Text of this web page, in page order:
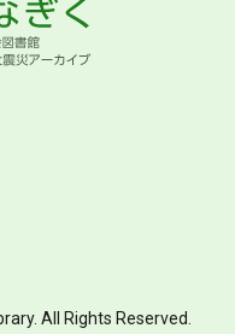
All Rights Reserved.